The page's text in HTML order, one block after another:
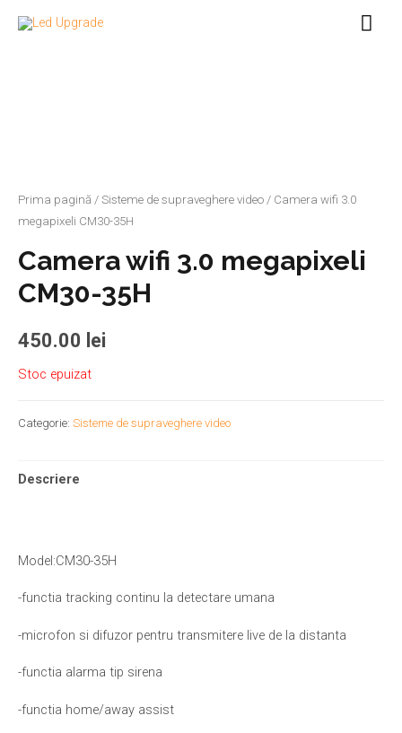
Prima pagină / Sisteme de supraveghere video / Camera wifi 3.0
megapixeli CM30-35H
Camera wifi 3.0 megapixeli
CM30-35H
450.00 lei
Stoc epuizat
Categorie: Sisteme de supraveghere video
Descriere
Model:CM30-35H
-functia tracking continu la detectare umana
-microfon si difuzor pentru transmitere live de la distanta
-functia alarma tip sirena
-functia home/away assist